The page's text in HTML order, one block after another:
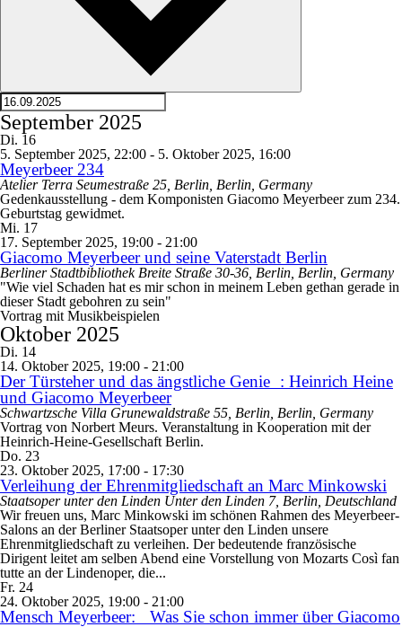
September 2025
Di. 16
5. September 2025, 22:00 - 5. Oktober 2025, 16:00
Meyerbeer 234
Atelier Terra Seumestraße 25, Berlin, Berlin, Germany
Gedenkausstellung - dem Komponisten Giacomo Meyerbeer zum 234.
Geburtstag gewidmet.
Mi. 17
17. September 2025, 19:00 - 21:00
Giacomo Meyerbeer und seine Vaterstadt Berlin
Berliner Stadtbibliothek Breite Straße 30-36, Berlin, Berlin, Germany
"Wie viel Schaden hat es mir schon in meinem Leben gethan gerade in
dieser Stadt gebohren zu sein"
Vortrag mit Musikbeispielen
Oktober 2025
Di. 14
14. Oktober 2025, 19:00 - 21:00
Der Türsteher und das ängstliche Genie : Heinrich Heine
und Giacomo Meyerbeer
Schwartzsche Villa Grunewaldstraße 55, Berlin, Berlin, Germany
Vortrag von Norbert Meurs. Veranstaltung in Kooperation mit der
Heinrich-Heine-Gesellschaft Berlin.
Do. 23
23. Oktober 2025, 17:00 - 17:30
Verleihung der Ehrenmitgliedschaft an Marc Minkowski
Staatsoper unter den Linden Unter den Linden 7, Berlin, Deutschland
Wir freuen uns, Marc Minkowski im schönen Rahmen des Meyerbeer-
Salons an der Berliner Staatsoper unter den Linden unsere
Ehrenmitgliedschaft zu verleihen. Der bedeutende französische
Dirigent leitet am selben Abend eine Vorstellung von Mozarts Così fan
tutte an der Lindenoper, die...
Fr. 24
24. Oktober 2025, 19:00 - 21:00
Mensch Meyerbeer: Was Sie schon immer über Giacomo